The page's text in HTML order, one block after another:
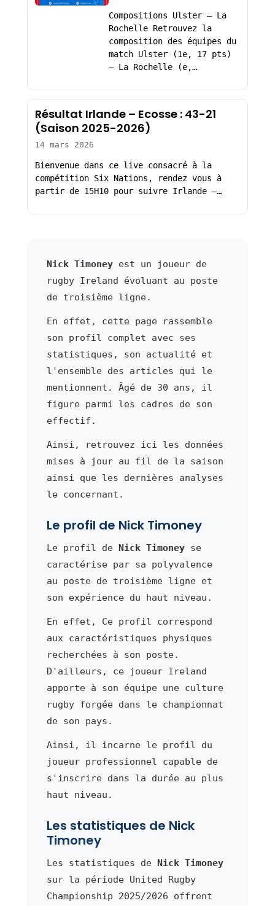
Compositions Ulster – La
Rochelle Retrouvez la
composition des équipes du
match Ulster (1e, 17 pts)
– La Rochelle (e,…
Résultat Irlande – Ecosse : 43-21
(Saison 2025-2026)
14 mars 2026
Bienvenue dans ce live consacré à la
compétition Six Nations, rendez vous à
partir de 15H10 pour suivre Irlande –…
Nick Timoneyest un joueur de
rugby Ireland évoluant au poste
de troisième ligne.
En effet, cette page rassemble
son profil complet avec ses
statistiques, son actualité et
l'ensemble des articles qui le
mentionnent. Âgé de 30 ans, il
figure parmi les cadres de son
effectif.
Ainsi, retrouvez ici les données
mises à jour au fil de la saison
ainsi que les dernières analyses
le concernant.
Le profil de Nick Timoney
Le profil de Nick Timoneyse
caractérise par sa polyvalence
au poste de troisième ligne et
son expérience du haut niveau.
En effet, Ce profil correspond
aux caractéristiques physiques
recherchées à son poste.
D'ailleurs, ce joueur Ireland
apporte à son équipe une culture
rugby forgée dans le championnat
de son pays.
Ainsi, il incarne le profil du
joueur professionnel capable de
s'inscrire dans la durée au plus
haut niveau.
Les statistiques de Nick
Timoney
Les statistiques de Nick Timoney
sur la période United Rugby
Championship 2025/2026 offrent